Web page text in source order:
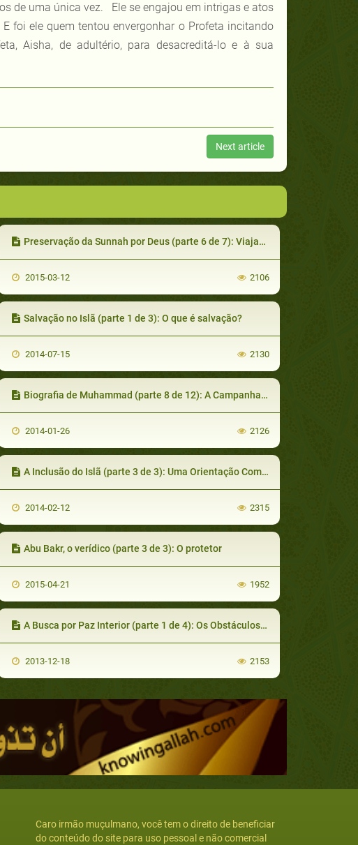
de uma única vez. Ele se engajou em intrigas e atos
foi ele quem tentou envergonhar o Profeta incitando
Aisha, de adultério, para desacreditá-lo e à sua
Next article
Preservação da Sunnah por Deus (parte 6 de 7): Viajar com o Propósito de Buscar Hadiths
2015-03-12 2106
Salvação no Islã (parte 1 de 3): O que é salvação?
2014-07-15 2130
Biografia de Muhammad (parte 8 de 12): A Campanha de Badr
2014-01-26 2126
A Inclusão do Islã (parte 3 de 3): Uma Orientação Completa e Suficiente Para Sempre
2014-02-12 2315
Abu Bakr, o verídico (parte 3 de 3): O protetor
2015-04-21 1952
A Busca por Paz Interior (parte 1 de 4): Os Obstáculos para Alcançar Paz Interior
2013-12-18 2153
Caro irmão muçulmano, você tem o direito de beneficiar
do conteúdo do site para uso pessoal e não comercial